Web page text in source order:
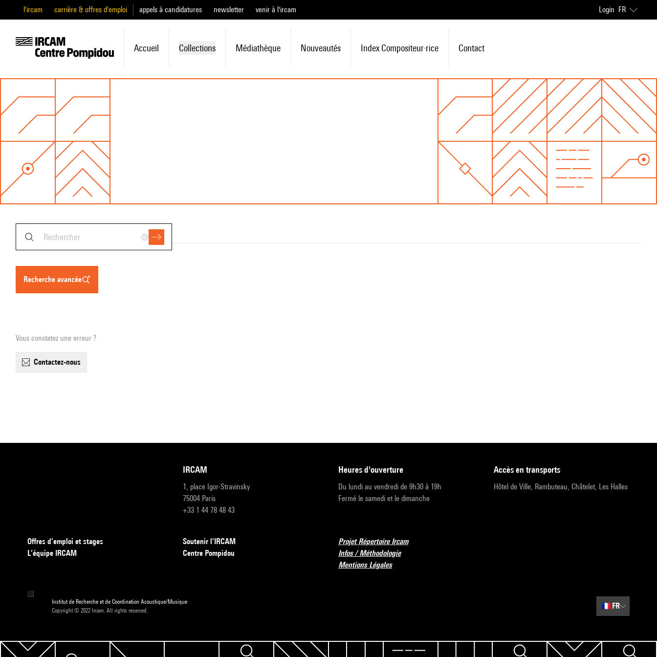
l'ircam carrière & offres d'emploi appels à candidatures newsletter venir à l'ircam Login FR
Accueil Collections Médiathèque Nouveautés Index Compositeur·rice Contact
recherche avancée
Vous constatez une erreur ?
contactez-nous
IRCAM
1, place Igor-Stravinsky
75004 Paris
+33 1 44 78 48 43
heures d'ouverture
Du lundi au vendredi de 9h30 à 19h
Fermé le samedi et le dimanche
accès en transports
Hôtel de Ville, Rambuteau, Châtelet, Les Halles
Offres d’emploi et stages
L’équipe IRCAM
Soutenir l’IRCAM
Centre Pompidou
Projet Répertoire Ircam
Infos / Méthodologie
Mentions Légales
Institut de Recherche et de Coordination Acoustique/Musique
Copyright © 2022 Ircam. All rights reserved.
🇫🇷 FR